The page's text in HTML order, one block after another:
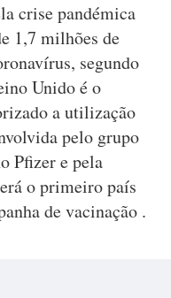
crise pandémica
1,7 milhões de
segundo
Unido é o
a utilização
pelo grupo
Pfizer e pela
o primeiro país
de vacinação .